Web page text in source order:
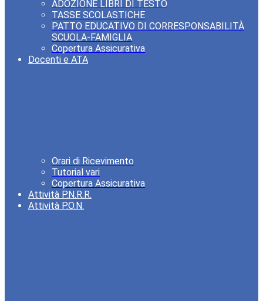
ADOZIONE LIBRI DI TESTO
TASSE SCOLASTICHE
PATTO EDUCATIVO DI CORRESPONSABILITÀ
SCUOLA-FAMIGLIA
Copertura Assicurativa
Docenti e ATA
Orari di Ricevimento
Tutorial vari
Copertura Assicurativa
Attività P.N.R.R.
Attività P.O.N.